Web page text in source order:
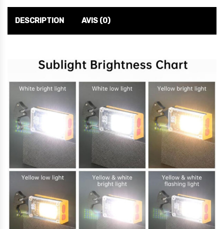
DESCRIPTION AVIS (0)